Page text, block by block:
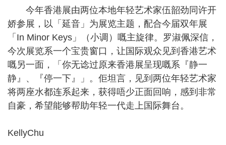
今年香港展由两位本地年轻艺术家伍韶劲同许开
娇参展，以「延音」为展览主题，配合今届双年展
「In Minor Keys」（小调）嘅主旋律。罗淑佩深信，
今次展览系一个宝贵窗口，让国际观众见到香港艺术
嘅另一面，「你无谂过原来香港展呈现嘅系『静一
静』、『停一下』」。佢坦言，见到两位年轻艺术家
将两座水都连系起来，获得唔少正面回响，感到非常
自豪，希望能够帮助年轻一代走上国际舞台。
KellyChu